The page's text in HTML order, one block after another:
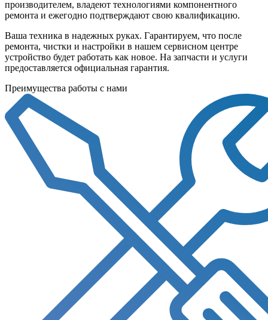
производителем, владеют технологиями компонентного
ремонта и ежегодно подтверждают свою квалификацию.
Ваша техника в надежных руках. Гарантируем, что после
ремонта, чистки и настройки в нашем сервисном центре
устройство будет работать как новое. На запчасти и услуги
предоставляется официальная гарантия.
Преимущества работы с нами